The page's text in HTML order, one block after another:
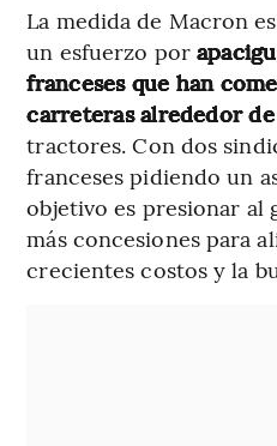
La medida de Macron
un esfuerzo por
franceses que han
carreteras alrededor
tractores. Con dos
franceses pidiendo un
objetivo es presionar al
más concesiones para
crecientes costos y la